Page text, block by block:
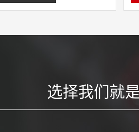
选择我们就